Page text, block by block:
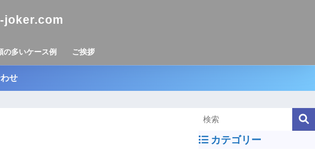
joker.com
の多いケース例 ご挨拶
せ
カテゴリー